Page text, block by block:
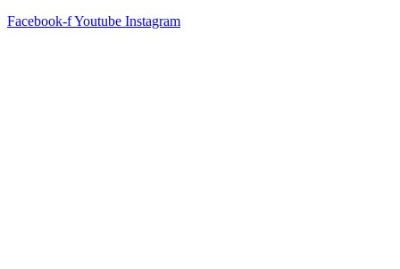
Facebook-fYoutube Instagram